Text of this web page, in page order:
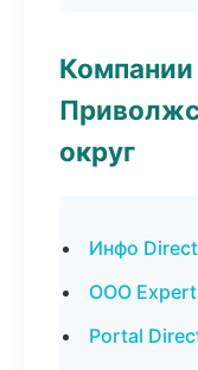
Компании
округ
Инфо
ООО
Portal